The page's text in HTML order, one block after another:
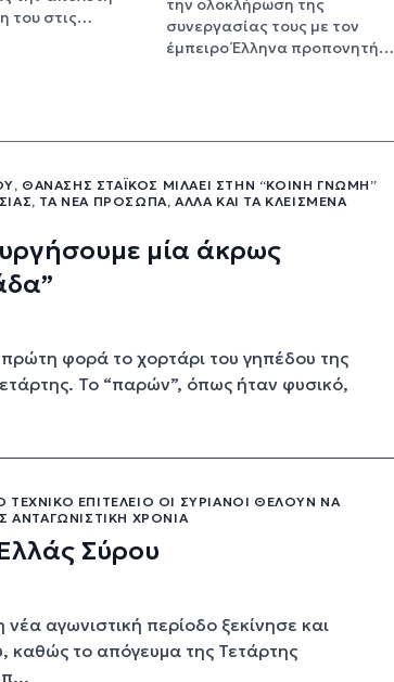
του στις…
την ολοκλήρωση της
συνεργασίας τους με τον
έμπειρο Έλληνα προπονητή…
ΘΑΝΆΣΗΣ ΣΤΆΙΚΟΣ ΜΙΛΆΕΙ ΣΤΗΝ “ΚΟΙΝΉ ΓΝΏΜΗ”
ΤΑ ΝΈΑ ΠΡΌΣΩΠΑ, ΑΛΛΆ ΚΑΙ ΤΑ ΚΛΕΙΣΜΈΝΑ
μία άκρως
φορά το χορτάρι του γηπέδου της
Το “παρών”, όπως ήταν φυσικό,
ΕΠΙΤΕΛΕΊΟ ΟΙ ΣΥΡΙΑΝΟΊ ΘΈΛΟΥΝ ΝΑ
ΑΝΤΑΓΩΝΙΣΤΙΚΉ ΧΡΟΝΙΆ
Σύρου
αγωνιστική περίοδο ξεκίνησε και
καθώς το απόγευμα της Τετάρτης